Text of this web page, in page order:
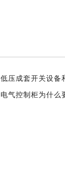
低压成套开关设备
电气控制柜为什么